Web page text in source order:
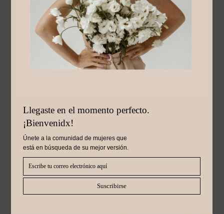
Julio 30, 2025
¿POR QUÉ LOS
RESULTADOS SUTILES